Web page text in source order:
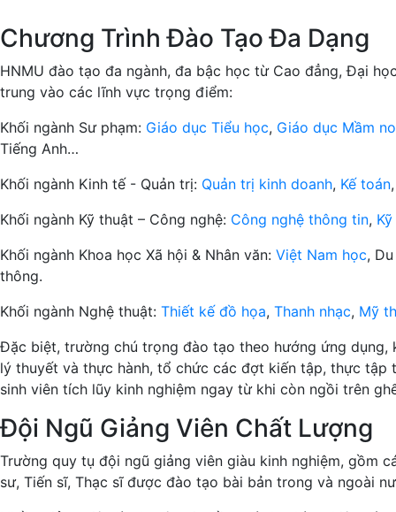
Chương Trình Đào Tạo Đa Dạng
HNMU đào tạo đa ngành, đa bậc học từ Cao đẳng, Đại
trung vào các lĩnh vực trọng điểm:
Khối ngành Sư phạm: Giáo dục Tiểu học, Giáo dục Mầm
Tiếng Anh…
Khối ngành Kinh tế - Quản trị: Quản trị kinh doanh, Kế toán
Khối ngành Kỹ thuật – Công nghệ: Công nghệ thông tin,
Khối ngành Khoa học Xã hội & Nhân văn: Việt Nam học,
thông.
Khối ngành Nghệ thuật: Thiết kế đồ họa, Thanh nhạc, Mỹ
Đặc biệt, trường chú trọng đào tạo theo hướng ứng dụng,
lý thuyết và thực hành, tổ chức các đợt kiến tập, thực tập
sinh viên tích lũy kinh nghiệm ngay từ khi còn ngồi trên
Đội Ngũ Giảng Viên Chất Lượng
Trường quy tụ đội ngũ giảng viên giàu kinh nghiệm, gồm
sư, Tiến sĩ, Thạc sĩ được đào tạo bài bản trong và ngoài